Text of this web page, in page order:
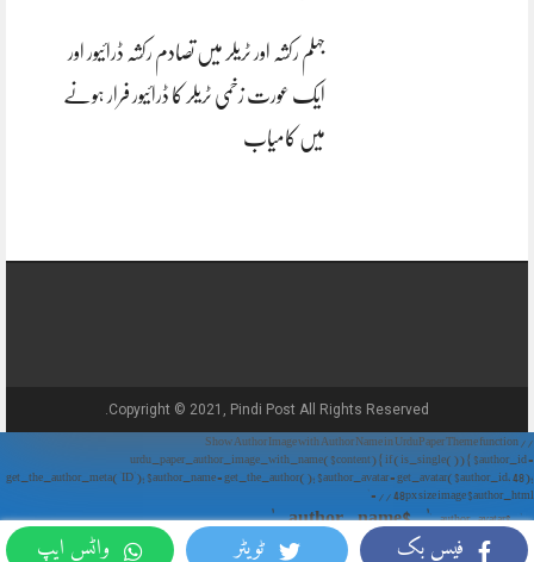
فیس بک ٹویٹر واٹس ایپ
جہلم رکشہ اور ٹریلر میں تصادم رکشہ ڈرائیور اور
ایک عورت زخمی ٹریلر کا ڈرائیور فرار ہونے
میں کامیاب
Copyright © 2021, Pindi Post All Rights Reserved.
// Show Author Image with Author Name in UrduPaper Theme function
urdu_paper_author_image_with_name($content) { if (is_single()) { $author_id =
get_the_author_meta('ID'); $author_name = get_the_author(); $author_avatar = get_avatar($author_id, 48);
// 48px size image $author_html = '
' . $author_avatar . '
' . $author_name . '
'; return $author_html . $content; } return $content; } add_filter('the_content',